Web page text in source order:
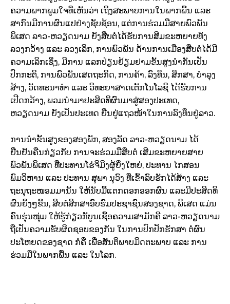
ຄວາມພາກພູມໃຈທີ່ເຫັນວ່າ ເຖິງສະພາບການໃນພາກພື້ນ ແລະ
ສາກົນມີການຜົນແປຢ່າງຊັບຊ້ອນ, ແຕ່ການຮ່ວມມືສາຍພົວພັນ
ພິເສດ ລາວ-ຫວຽດນາມ ຍັງສືບຕໍ່ໄດ້ຮັບການສີມຂະຫຍາຍທັງ
ລວງກວ້າງ ແລະ ລວງເລິກ, ການພົວພັນ ດ້ານການເມືອງສືບຕໍ່ໄດ້ມີ
ຄວາມເລິກເຊິ່ງ, ມີການ ແລກປ່ຽນຢ້ຽມຢາມຂັ້ນສູງນຳກັນເປັນ
ປົກກະຕິ, ການພົວພັນເສດຖະກິດ, ການຄ້າ, ລົງທຶນ, ສຶກສາ, ບຳລຸງ
ສ້າງ, ວັດທະນາທຳ ແລະ ວິທະຍາສາດເຕັກໂນໂລຊີ ໄດ້ຮັບການ
ເປີດກວ້າງ, ພວມນຳມາປະສິດທິຜົນມາສູ່ສອງປະເທດ,
ຫວຽດນາມ ຍັງເປັນປະເທດ ຍືນຢູ່ແຖວໜ້າໃນການລົງທຶນຢູ່ລາວ.
ການນຳຂັ້ນສູງຂອງສອງພັກ, ສອງລັດ ລາວ-ຫວຽດນາມ ໄດ້
ຢືນຢັນຄືນກ່ຽວກັບ ການຈະຮ່ວມມືສືບຕໍ່ ເສີມຂະຫຍາຍສາຍ
ພົວພັນພິເສດ ທີ່ປະທານໂຮ່ຈິມິງຜູ້ຍິ່ງໃຫຍ່, ປະທານ ໄກສອນ
ພົມວິຫານ ແລະ ປະທານ ສຸພາ ນຸວົງ ທີ່ເຂົ້າລົບຮັກໄດ້ສ້າງ ແລະ
ຖະນຸຖະໜອມມານັ້ນ ໃຫ້ນັບມື້ແຕກດອກອອກຜົນ ແລະມີປະສິດທິ
ຜົນຍິ່ງໆຂື້ນ, ສືບຕໍ່ສຶກສາອົບຮົມປະຊາຊົນສອງຊາດ, ພິເສດ ແມ່ນ
ຄົນຮຸ່ນໜຸ່ມ ໃຫ້ຮູ້ກ່ຽວກັບູນເຊື້ອຄວາມສາມັກຄີ ລາວ-ຫວຽດນາມ
ຖືເປັນຄວາມຮັບຜິດຊອບຂອງກັນ ໃນການປົກປັກຮັກສາ ຕໍ່ຜົນ
ປະໂຫຍດຂອງຊາດ ກໍຄື ເພື່ອສັນຕິພາບມິດຕະພາບ ແລະ ການ
ຮ່ວມມືໃນພາກພື້ນ ແລະ ໃນໂລກ.